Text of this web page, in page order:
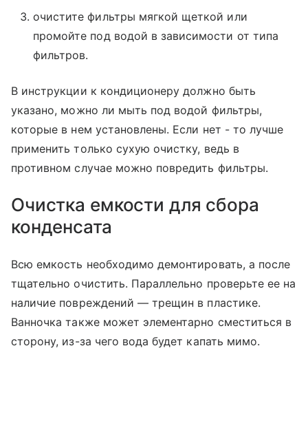
очистите фильтры мягкой щеткой или
промойте под водой в зависимости от типа
фильтров.
В инструкции к кондиционеру должно быть
указано, можно ли мыть под водой фильтры,
которые в нем установлены. Если нет - то лучше
применить только сухую очистку, ведь в
противном случае можно повредить фильтры.
Очистка емкости для сбора
конденсата
Всю емкость необходимо демонтировать, а после
тщательно очистить. Параллельно проверьте ее на
наличие повреждений — трещин в пластике.
Ванночка также может элементарно сместиться в
сторону, из-за чего вода будет капать мимо.